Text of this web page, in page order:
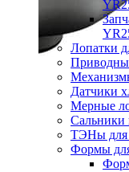
Лопатки
Датчики
Мерные
Сальники
ТЭНы для
Формы